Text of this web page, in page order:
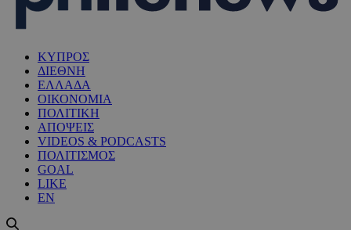
ΚΥΠΡΟΣ
ΔΙΕΘΝΗ
ΕΛΛΑΔΑ
ΟΙΚΟΝΟΜΙΑ
ΠΟΛΙΤΙΚΗ
ΑΠΟΨΕΙΣ
VIDEOS & PODCASTS
ΠΟΛΙΤΙΣΜΟΣ
GOAL
LIKE
EN